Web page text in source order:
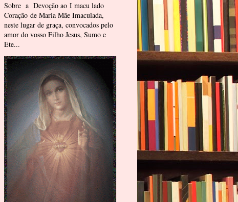
Sobre a Devoção ao I macu lado
Coração de Maria Mãe Imaculada,
neste lugar de graça, convocados pelo
amor do vosso Filho Jesus, Sumo e
Ete...